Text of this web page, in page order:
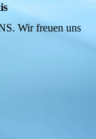
Wir freuen uns